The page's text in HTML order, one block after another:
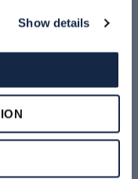
Show details
BBZS5